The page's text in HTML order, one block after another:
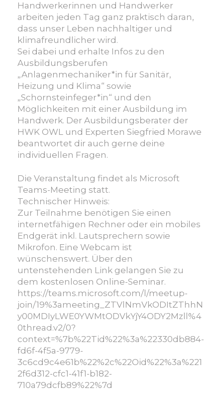
Handwerkerinnen und Handwerker
arbeiten jeden Tag ganz praktisch daran,
dass unser Leben nachhaltiger und
klimafreundlicher wird.
Sei dabei und erhalte Infos zu den
Ausbildungsberufen
„Anlagenmechaniker*in für Sanitär,
Heizung und Klima“ sowie
„Schornsteinfeger*in“ und den
Möglichkeiten mit einer Ausbildung im
Handwerk. Der Ausbildungsberater der
HWK OWL und Experten Siegfried Morawe
beantwortet dir auch gerne deine
individuellen Fragen.
Die Veranstaltung findet als Microsoft
Teams-Meeting statt.
Technischer Hinweis:
Zur Teilnahme benötigen Sie einen
internetfähigen Rechner oder ein mobiles
Endgerät inkl. Lautsprechern sowie
Mikrofon. Eine Webcam ist
wünschenswert. Über den
untenstehenden Link gelangen Sie zu
dem kostenlosen Online-Seminar.
https://teams.microsoft.com/l/meetup-
join/19%3ameeting_ZTVlNmVkODItZThhN
y00MDIyLWE0YWMtODVkYjY4ODY2Mzll%4
0thread.v2/0?
context=%7b%22Tid%22%3a%22330db884-
fd6f-4f5a-9779-
3c6cd9c4e61b%22%2c%22Oid%22%3a%221
2f6d312-cfc1-41f1-b182-
710a79dcfb89%22%7d